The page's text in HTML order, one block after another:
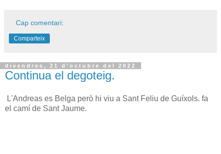
Cap comentari:
Comparteix
divendres, 21 d’octubre del 2022
Continua el degoteig.
L'Andreas es Belga però hi viu a Sant Feliu de Guíxols. fa
el camí de Sant Jaume.